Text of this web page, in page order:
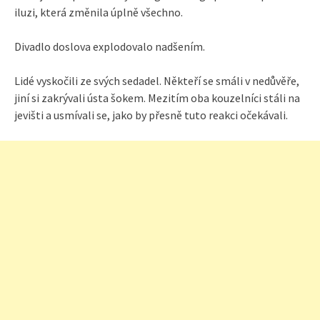
iluzi, která změnila úplně všechno.
Divadlo doslova explodovalo nadšením.
Lidé vyskočili ze svých sedadel. Někteří se smáli v nedůvěře,
jiní si zakrývali ústa šokem. Mezitím oba kouzelníci stáli na
jevišti a usmívali se, jako by přesně tuto reakci očekávali.